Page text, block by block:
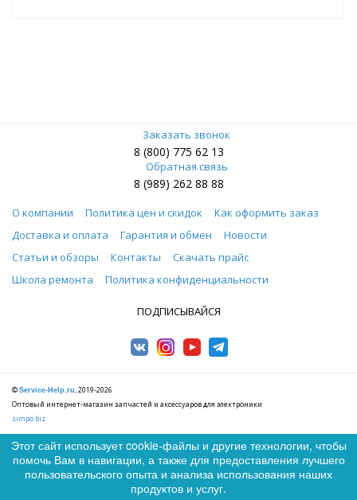
0
Заказать звонок
8 (800) 775 62 13
Обратная связь
8 (989) 262 88 88
О компании Политика цен и скидок
Как оформить заказ
Доставка и оплата
Гарантия и обмен
Новости
Статьи и обзоры
Контакты
Скачать прайс
Школа ремонта
Политика конфиденциальности
ПОДПИСЫВАЙСЯ
© Service-Help.ru, 2019-2026
Оптовый интернет-магазин запчастей и аксессуаров для электроники
simpo.biz
© Service-Help.ru, 2026 г. Запчасти и аксессуары для мобильных
Этот сайт использует cookie-файлы и другие технологии, чтобы
помочь Вам в навигации, а также для предоставления лучшего
пользовательского опыта и анализа использования наших
продуктов и услуг.